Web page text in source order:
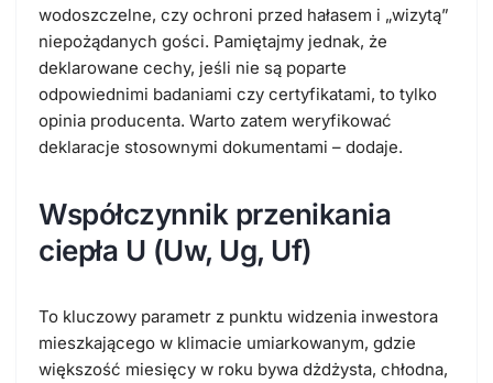
wodoszczelne, czy ochroni przed hałasem i „wizytą”
niepożądanych gości. Pamiętajmy jednak, że
deklarowane cechy, jeśli nie są poparte
odpowiednimi badaniami czy certyfikatami, to tylko
opinia producenta. Warto zatem weryfikować
deklaracje stosownymi dokumentami – dodaje.
Współczynnik przenikania
ciepła U (Uw, Ug, Uf)
To kluczowy parametr z punktu widzenia inwestora
mieszkającego w klimacie umiarkowanym, gdzie
większość miesięcy w roku bywa dżdżysta, chłodna,